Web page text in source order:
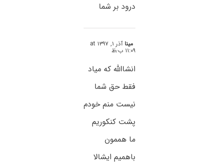
درود بر شما
مینا آذر ۱, ۱۳۹۷ at
۱۱:۰۹ ب٫ظ
انشاالله که میاد
فقط حق شما
نیست منم خودم
پشت کنکوریم
ما هممون
باهمیم ایشالا